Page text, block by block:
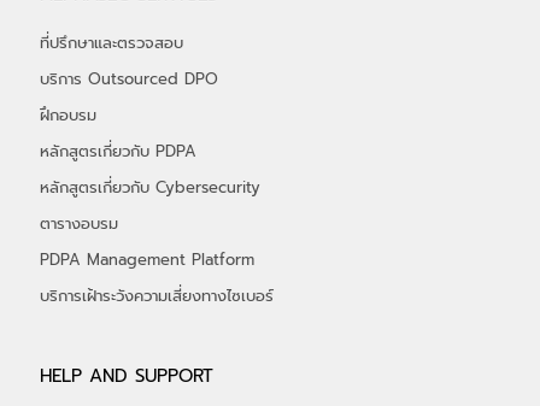
ALPHASEC SERVICES
ที่ปรึกษาและตรวจสอบ
บริการ Outsourced DPO
ฝึกอบรม
หลักสูตรเกี่ยวกับ PDPA
หลักสูตรเกี่ยวกับ Cybersecurity
PDPA Management Platform